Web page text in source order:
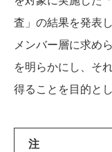
査」の結果を発表
メンバー層に求め
を明らかにし、そ
得ることを目的と
注